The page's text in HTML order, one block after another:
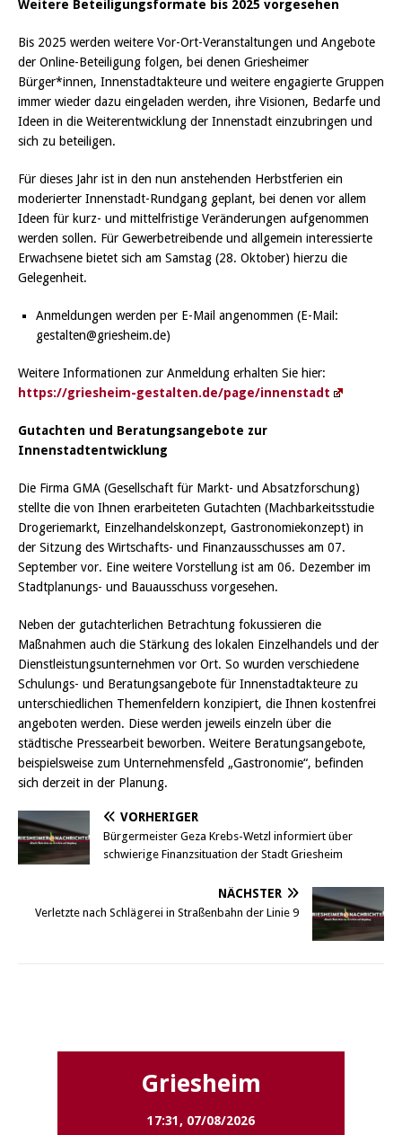
Weitere Beteiligungsformate bis 2025 vorgesehen
Bis 2025 werden weitere Vor-Ort-Veranstaltungen und Angebote
der Online-Beteiligung folgen, bei denen Griesheimer
Bürger*innen, Innenstadtakteure und weitere engagierte Gruppen
immer wieder dazu eingeladen werden, ihre Visionen, Bedarfe und
Ideen in die Weiterentwicklung der Innenstadt einzubringen und
sich zu beteiligen.
Für dieses Jahr ist in den nun anstehenden Herbstferien ein
moderierter Innenstadt-Rundgang geplant, bei denen vor allem
Ideen für kurz- und mittelfristige Veränderungen aufgenommen
werden sollen. Für Gewerbetreibende und allgemein interessierte
Erwachsene bietet sich am Samstag (28. Oktober) hierzu die
Gelegenheit.
Anmeldungen werden per E-Mail angenommen (E-Mail:
gestalten@griesheim.de)
Weitere Informationen zur Anmeldung erhalten Sie hier:
https://griesheim-gestalten.de/page/innenstadt
Gutachten und Beratungsangebote zur
Innenstadtentwicklung
Die Firma GMA (Gesellschaft für Markt- und Absatzforschung)
stellte die von Ihnen erarbeiteten Gutachten (Machbarkeitsstudie
Drogeriemarkt, Einzelhandelskonzept, Gastronomiekonzept) in
der Sitzung des Wirtschafts- und Finanzausschusses am 07.
September vor. Eine weitere Vorstellung ist am 06. Dezember im
Stadtplanungs- und Bauausschuss vorgesehen.
Neben der gutachterlichen Betrachtung fokussieren die
Maßnahmen auch die Stärkung des lokalen Einzelhandels und der
Dienstleistungsunternehmen vor Ort. So wurden verschiedene
Schulungs- und Beratungsangebote für Innenstadtakteure zu
unterschiedlichen Themenfeldern konzipiert, die Ihnen kostenfrei
angeboten werden. Diese werden jeweils einzeln über die
städtische Pressearbeit beworben. Weitere Beratungsangebote,
beispielsweise zum Unternehmensfeld „Gastronomie“, befinden
sich derzeit in der Planung.
VORHERIGER
Bürgermeister Geza Krebs-Wetzl informiert über
schwierige Finanzsituation der Stadt Griesheim
NÄCHSTER
Verletzte nach Schlägerei in Straßenbahn der Linie 9
Griesheim
17:31, 07/08/2026